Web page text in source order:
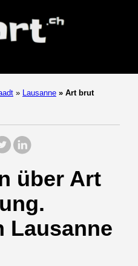
» Lausanne » Art brut
über Art
Lausanne